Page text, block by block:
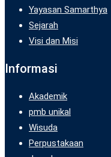
Yayasan Samarthya
Sejarah
Visi dan Misi
Informasi
Akademik
pmb unikal
Wisuda
Perpustakaan